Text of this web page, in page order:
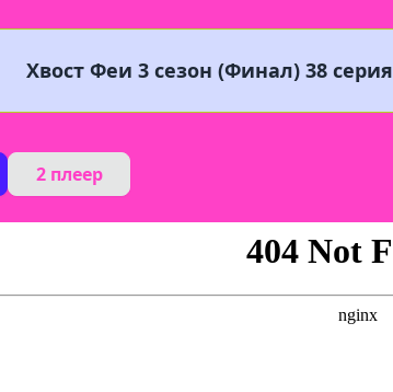
Хвост Феи 3 сезон (Финал) 38 серия
2 плеер